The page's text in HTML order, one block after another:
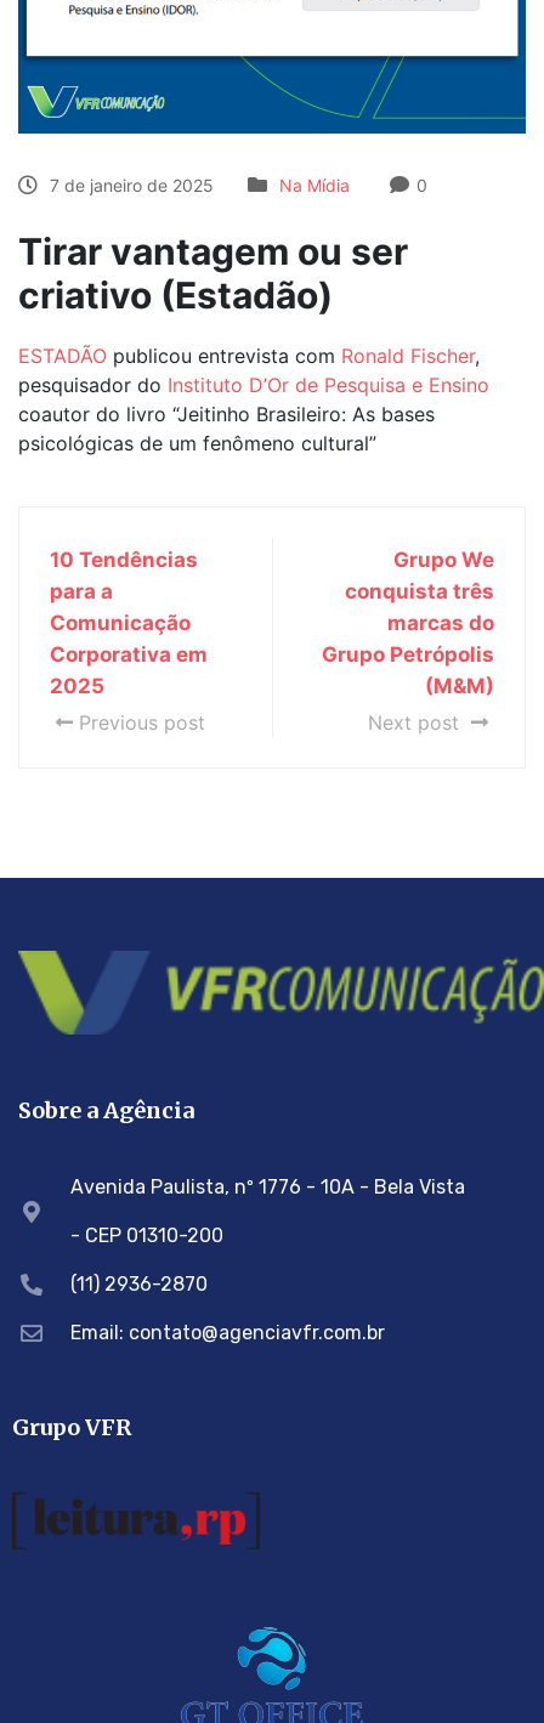
7 de janeiro de 2025 Na Mídia 0
Tirar vantagem ou ser
criativo (Estadão)
ESTADÃO publicou entrevista com Ronald Fischer,
pesquisador do Instituto D’Or de Pesquisa e Ensino
coautor do livro “Jeitinho Brasileiro: As bases
psicológicas de um fenômeno cultural”
10 Tendências
para a
Comunicação
Corporativa em
2025
Previous post
Grupo We
conquista três
marcas do
Grupo Petrópolis
(M&M)
Next post
Sobre a Agência
Avenida Paulista, nº 1776 - 10A - Bela Vista
- CEP 01310-200
(11) 2936-2870
Email: contato@agenciavfr.com.br
Grupo VFR